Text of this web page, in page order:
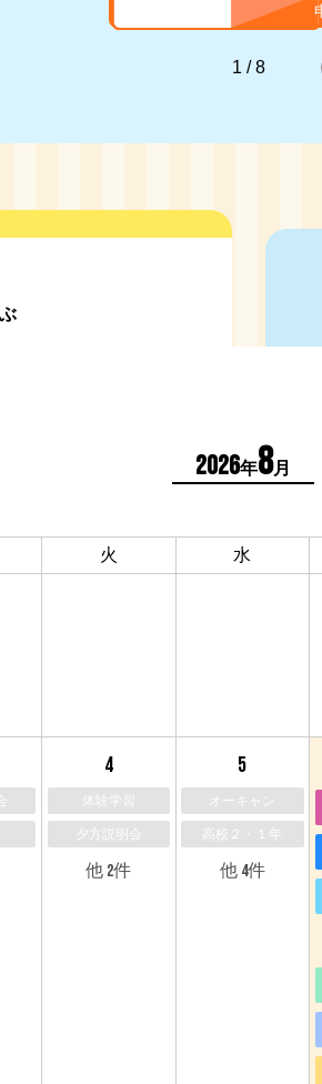
1 /8
2026年8月
火 水
4
体験学習
夕方説明会
他 2件
5
オーキャン
高校２・１年
他 4件